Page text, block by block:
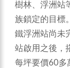
樹林、浮洲站
族鎖定的目標
鐵浮洲站尚未
站啟用之後，
每坪要價60多